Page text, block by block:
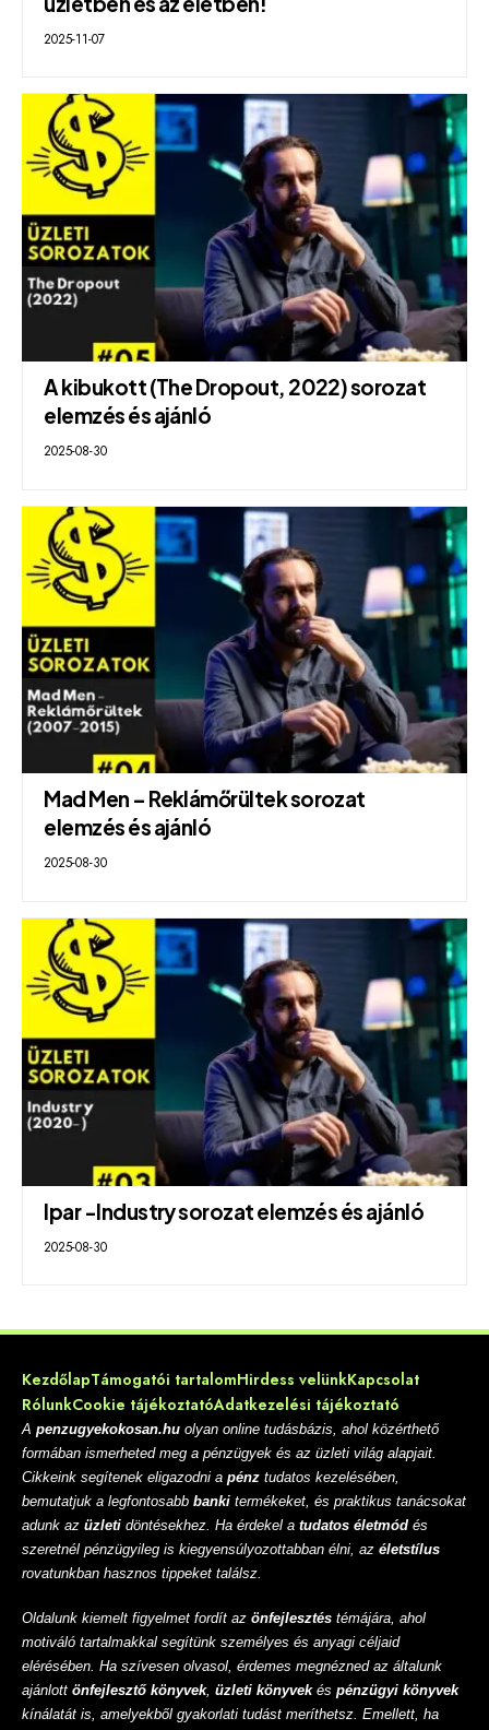
2025-11-07
A kibukott (The Dropout, 2022) sorozat
elemzés és ajánló
2025-08-30
Mad Men – Reklámőrültek sorozat
elemzés és ajánló
2025-08-30
Ipar -Industry sorozat elemzés és ajánló
2025-08-30
KezdőlapTámogatói tartalomHirdess velünkKapcsolat
RólunkCookie tájékoztatóAdatkezelési tájékoztató
A penzugyekokosan.hu olyan online tudásbázis, ahol közérthető
formában ismerheted meg a pénzügyek és az üzleti világ alapjait.
Cikkeink segítenek eligazodni a pénz tudatos kezelésében,
bemutatjuk a legfontosabb banki termékeket, és praktikus tanácsokat
adunk az üzleti döntésekhez. Ha érdekel a tudatos életmód és
szeretnél pénzügyileg is kiegyensúlyozottabban élni, az életstílus
rovatunkban hasznos tippeket találsz.
Oldalunk kiemelt figyelmet fordít az önfejlesztés témájára, ahol
motiváló tartalmakkal segítünk személyes és anyagi céljaid
elérésében. Ha szívesen olvasol, érdemes megnézned az általunk
ajánlott önfejlesztő könyvek, üzleti könyvekés pénzügyi könyvek
kínálatát is, amelyekből gyakorlati tudást meríthetsz. Emellett, ha